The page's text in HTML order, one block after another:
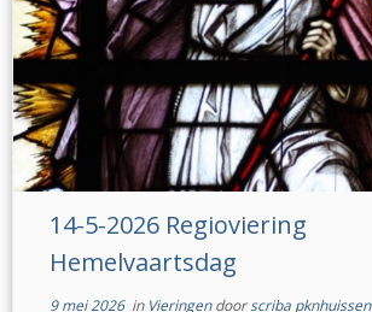
14-5-2026 Regioviering
Hemelvaartsdag
9 mei 2026in Vieringendoorscriba pknhuissen